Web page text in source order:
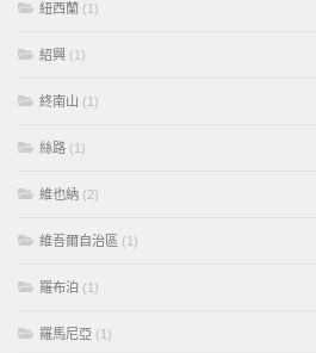
紐西蘭 (1)
紹興 (1)
終南山 (1)
絲路 (1)
維也納 (2)
維吾爾自治區 (1)
羅布泊 (1)
羅馬尼亞 (1)